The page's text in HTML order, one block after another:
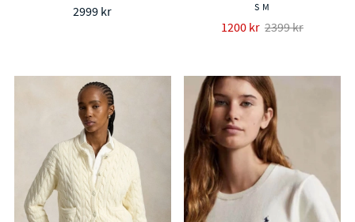
2999 kr S M
1200 kr 2399 kr